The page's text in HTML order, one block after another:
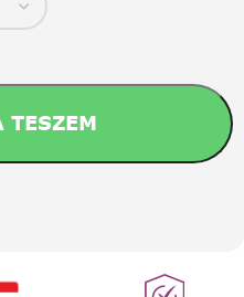
TESZEM